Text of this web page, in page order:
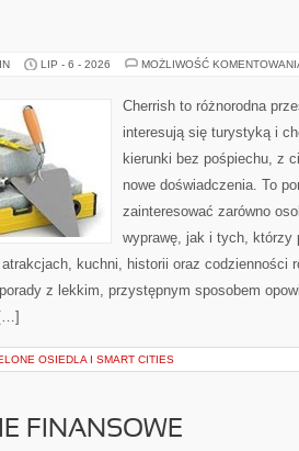
LIP - 6 - 2026 MOŻLIWOŚĆ
Cherrish to różnorodna
interesują się turystyką i
kierunki bez pośpiechu, z
nowe doświadczenia. To
zainteresować zarówno
wyprawę, jak i tych, którzy
kuchni, historii oraz codzienności
z lekkim, przystępnym sposobem
OSIEDLA I SMART CITIES
FINANSOWE